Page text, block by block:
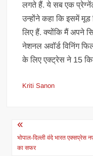
लगते हैं. ये सब एक
उन्होंने कहा कि इसमें मूड
लिए हैं. क्योंकि मैं अपने
नेशनल अवॉर्ड विनिंग
के लिए एक्ट्रेस ने 15
Kriti Sanon
Post
navigation
भोपाल-दिल्ली वंदे भारत एक्सप्रेस
का सफर